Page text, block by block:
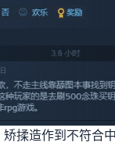
揉造作到不符合